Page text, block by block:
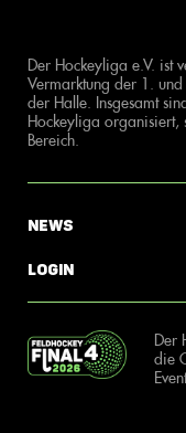
Der Hockeyliga e.V. ist
Vermarktung der 1.
der Halle. Insgesamt
Hockeyliga organisiert,
Bereich.
News
Login
Der
die